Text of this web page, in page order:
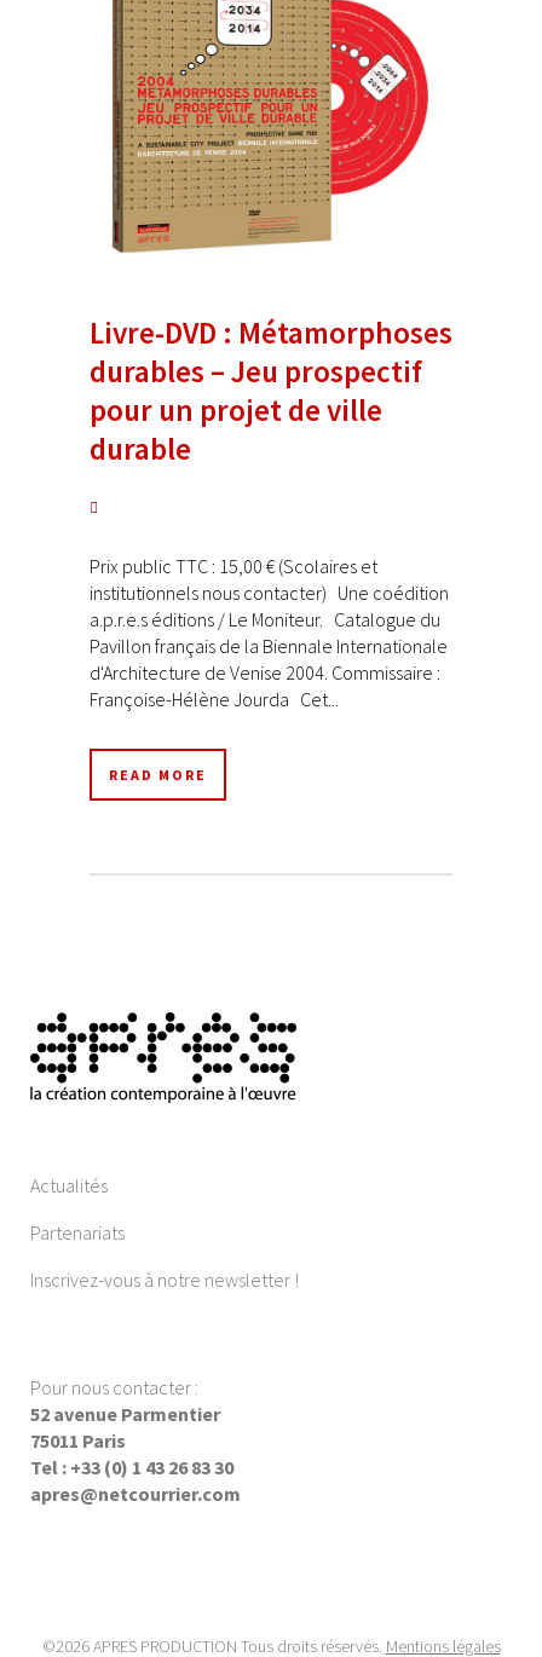
Livre-DVD : Métamorphoses
durables – Jeu prospectif
pour un projet de ville
durable
Prix public TTC : 15,00 € (Scolaires et
institutionnels nous contacter) Une coédition
a.p.r.e.s éditions / Le Moniteur. Catalogue du
Pavillon français de la Biennale Internationale
d'Architecture de Venise 2004. Commissaire :
Françoise-Hélène Jourda Cet...
READ MORE
Actualités
Partenariats
Inscrivez-vous à notre newsletter !
Pour nous contacter :
52 avenue Parmentier
75011 Paris
Tel : +33 (0) 1 43 26 83 30
apres@netcourrier.com
©2026 APRES PRODUCTION Tous droits réservés. Mentions légales